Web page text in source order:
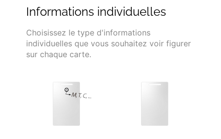
Informations individuelles
Choisissez le type d'informations
individuelles que vous souhaitez voir figurer
sur chaque carte.